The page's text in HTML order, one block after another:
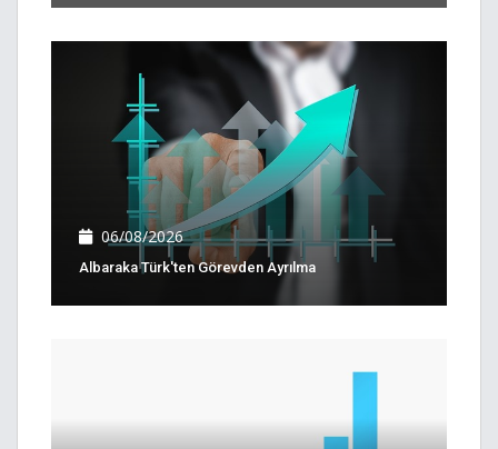
06/08/2026
Albaraka Türk'ten Görevden Ayrılma